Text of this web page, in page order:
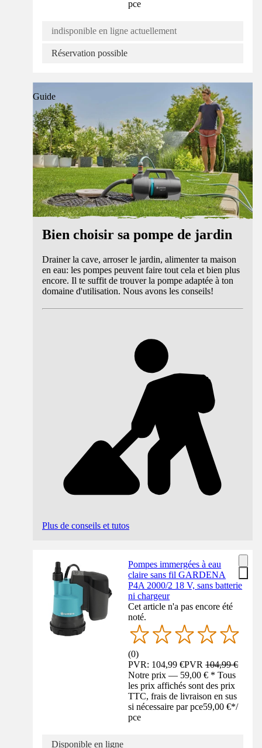
pce
indisponible en ligne actuellement
Réservation possible
Guide
Bien choisir sa pompe de jardin
Drainer la cave, arroser le jardin, alimenter ta maison
en eau: les pompes peuvent faire tout cela et bien plus
encore. Il te suffit de trouver la pompe adaptée à ton
domaine d'utilisation. Nous avons les conseils!
Plus de conseils et tutos
Pompes immergées à eau
claire sans fil GARDENA
P4A 2000/2 18 V, sans batterie
ni chargeur
Cet article n'a pas encore été
noté.
(0)
PVR: 104,99 €PVR104,99 €
Notre prix — 59,00 € * Tous
les prix affichés sont des prix
TTC, frais de livraison en sus
si nécessaire par pce59,00 €*/
pce
Disponible en ligne